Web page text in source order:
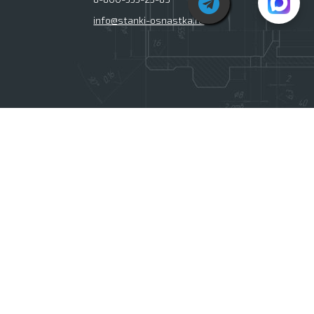
info@stanki-osnastka.ru